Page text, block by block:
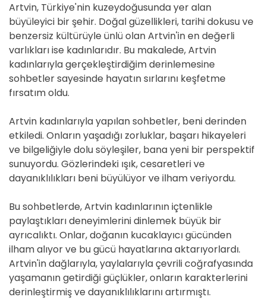
Artvin, Türkiye'nin kuzeydoğusunda yer alan
büyüleyici bir şehir. Doğal güzellikleri, tarihi dokusu ve
benzersiz kültürüyle ünlü olan Artvin'in en değerli
varlıkları ise kadınlarıdır. Bu makalede, Artvin
kadınlarıyla gerçekleştirdiğim derinlemesine
sohbetler sayesinde hayatın sırlarını keşfetme
fırsatım oldu.
Artvin kadınlarıyla yapılan sohbetler, beni derinden
etkiledi. Onların yaşadığı zorluklar, başarı hikayeleri
ve bilgeliğiyle dolu söyleşiler, bana yeni bir perspektif
sunuyordu. Gözlerindeki ışık, cesaretleri ve
dayanıklılıkları beni büyülüyor ve ilham veriyordu.
Bu sohbetlerde, Artvin kadınlarının içtenlikle
paylaştıkları deneyimlerini dinlemek büyük bir
ayrıcalıktı. Onlar, doğanın kucaklayıcı gücünden
ilham alıyor ve bu gücü hayatlarına aktarıyorlardı.
Artvin'in dağlarıyla, yaylalarıyla çevrili coğrafyasında
yaşamanın getirdiği güçlükler, onların karakterlerini
derinleştirmiş ve dayanıklılıklarını artırmıştı.